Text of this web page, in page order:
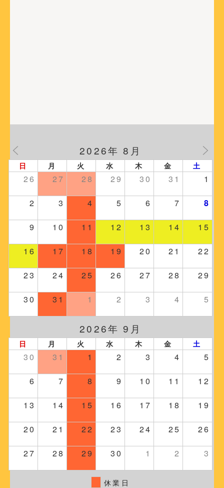
2026年 8月
日 月 火 水 木 金 土
26 27 28 29 30 31 1
2 3 4 5 6 7 8
9 10 11 12 13 14 15
16 17 18 19 20 21 22
23 24 25 26 27 28 29
30 31 1 2 3 4 5
2026年 9月
日 月 火 水 木 金 土
30 31 1 2 3 4 5
6 7 8 9 10 11 12
13 14 15 16 17 18 19
20 21 22 23 24 25 26
27 28 29 30 1 2 3
休業日